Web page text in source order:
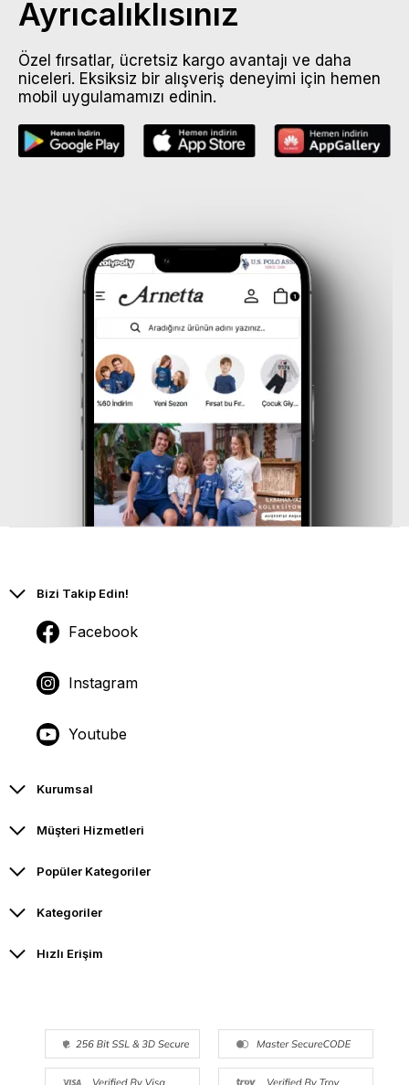
Ayrıcalıklısınız
Özel fırsatlar, ücretsiz kargo avantajı ve daha
niceleri. Eksiksiz bir alışveriş deneyimi için hemen
mobil uygulamamızı edinin.
Bizi Takip Edin!
Facebook
Instagram
Youtube
Kurumsal
Müşteri Hizmetleri
Popüler Kategoriler
Kategoriler
Hızlı Erişim